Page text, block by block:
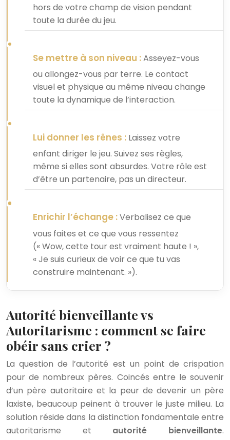
hors de votre champ de vision pendant
toute la durée du jeu.
Se mettre à son niveau :Asseyez-vous
ou allongez-vous par terre. Le contact
visuel et physique au même niveau change
toute la dynamique de l’interaction.
Lui donner les rênes : Laissez votre
enfant diriger le jeu. Suivez ses règles,
même si elles sont absurdes. Votre rôle est
d’être un partenaire, pas un directeur.
Enrichir l’échange :Verbalisez ce que
vous faites et ce que vous ressentez
(« Wow, cette tour est vraiment haute ! »,
« Je suis curieux de voir ce que tu vas
construire maintenant. »).
Autorité bienveillante vs
Autoritarisme : comment se faire
obéir sans crier ?
La question de l’autorité est un point de crispation
pour de nombreux pères. Coincés entre le souvenir
d’un père autoritaire et la peur de devenir un père
laxiste, beaucoup peinent à trouver le juste milieu. La
solution réside dans la distinction fondamentale entre
autoritarisme et autorité bienveillante.